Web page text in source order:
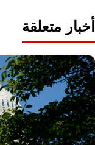
أخبار متعلقة